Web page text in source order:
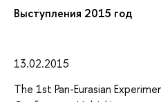
Выступления 2015 год
13.02.2015
The 1st Pan-Eurasian